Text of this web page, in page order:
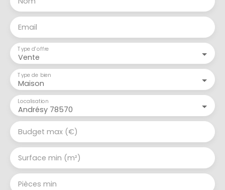
Email
Vente
Type d'offre
Maison
Type de bien
Andrésy 78570
Localisation
Budget max (€)
Surface min (m²)
Pièces min